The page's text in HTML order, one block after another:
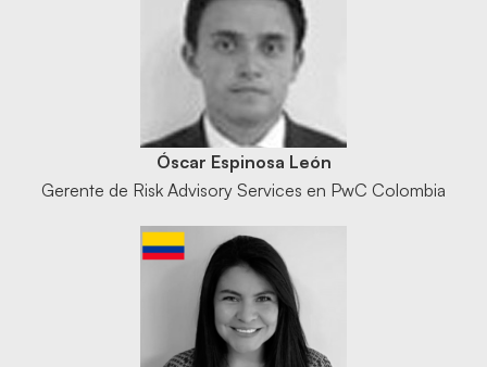
Óscar Espinosa León
Gerente de Risk Advisory Services en PwC Colombia